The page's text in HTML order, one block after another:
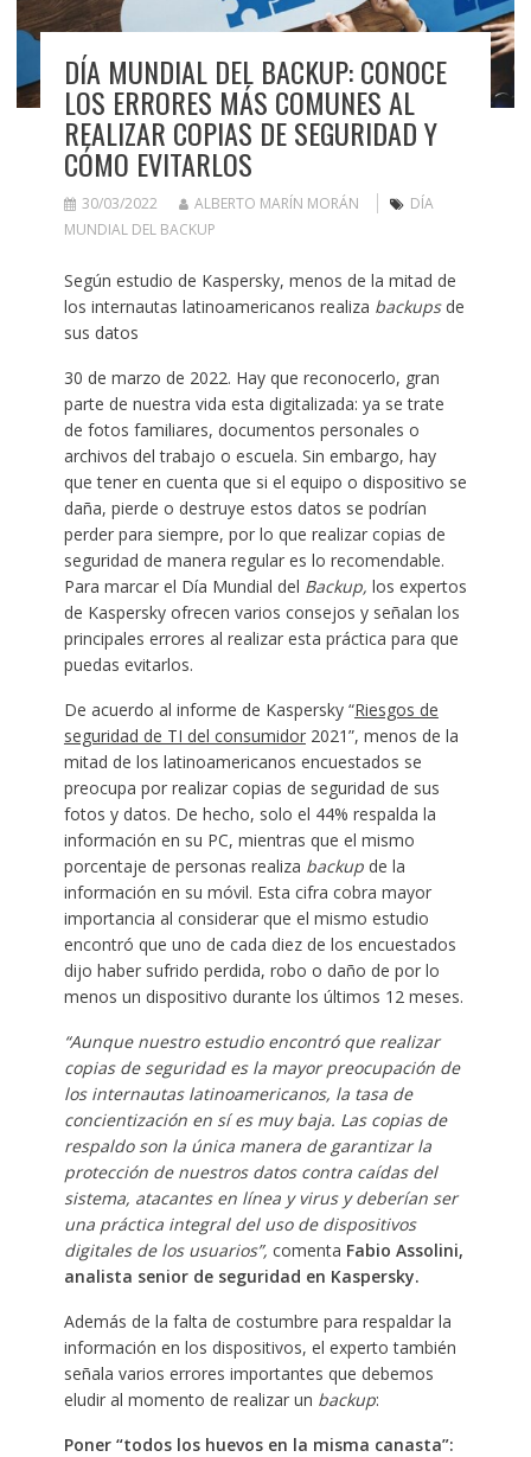
DÍA MUNDIAL DEL BACKUP: CONOCE
LOS ERRORES MÁS COMUNES AL
REALIZAR COPIAS DE SEGURIDAD Y
CÓMO EVITARLOS
30/03/2022 ALBERTO MARÍN MORÁN
DÍA
MUNDIAL DEL BACKUP
Según estudio de Kaspersky, menos de la mitad de
los internautas latinoamericanos realiza backupsde
sus datos
30 de marzo de 2022. Hay que reconocerlo, gran
parte de nuestra vida esta digitalizada: ya se trate
de fotos familiares, documentos personales o
archivos del trabajo o escuela. Sin embargo, hay
que tener en cuenta que si el equipo o dispositivo se
daña, pierde o destruye estos datos se podrían
perder para siempre, por lo que realizar copias de
seguridad de manera regular es lo recomendable.
Para marcar el Día Mundial del Backup, los expertos
de Kaspersky ofrecen varios consejos y señalan los
principales errores al realizar esta práctica para que
puedas evitarlos.
De acuerdo al informe de Kaspersky “Riesgos de
seguridad de TI del consumidor2021”, menos de la
mitad de los latinoamericanos encuestados se
preocupa por realizar copias de seguridad de sus
fotos y datos. De hecho, solo el 44% respalda la
información en su PC, mientras que el mismo
porcentaje de personas realiza backup de la
información en su móvil. Esta cifra cobra mayor
importancia al considerar que el mismo estudio
encontró que uno de cada diez de los encuestados
dijo haber sufrido perdida, robo o daño de por lo
menos un dispositivo durante los últimos 12 meses.
“Aunque nuestro estudio encontró que realizar
copias de seguridad es la mayor preocupación de
los internautas latinoamericanos, la tasa de
concientización en sí es muy baja. Las copias de
respaldo son la única manera de garantizar la
protección de nuestros datos contra caídas del
sistema, atacantes en línea y virus y deberían ser
una práctica integral del uso de dispositivos
digitales de los usuarios”, comenta Fabio Assolini,
analista senior de seguridad en Kaspersky.
Además de la falta de costumbre para respaldar la
información en los dispositivos, el experto también
señala varios errores importantes que debemos
eludir al momento de realizar un backup:
Poner “todos los huevos en la misma canasta”: